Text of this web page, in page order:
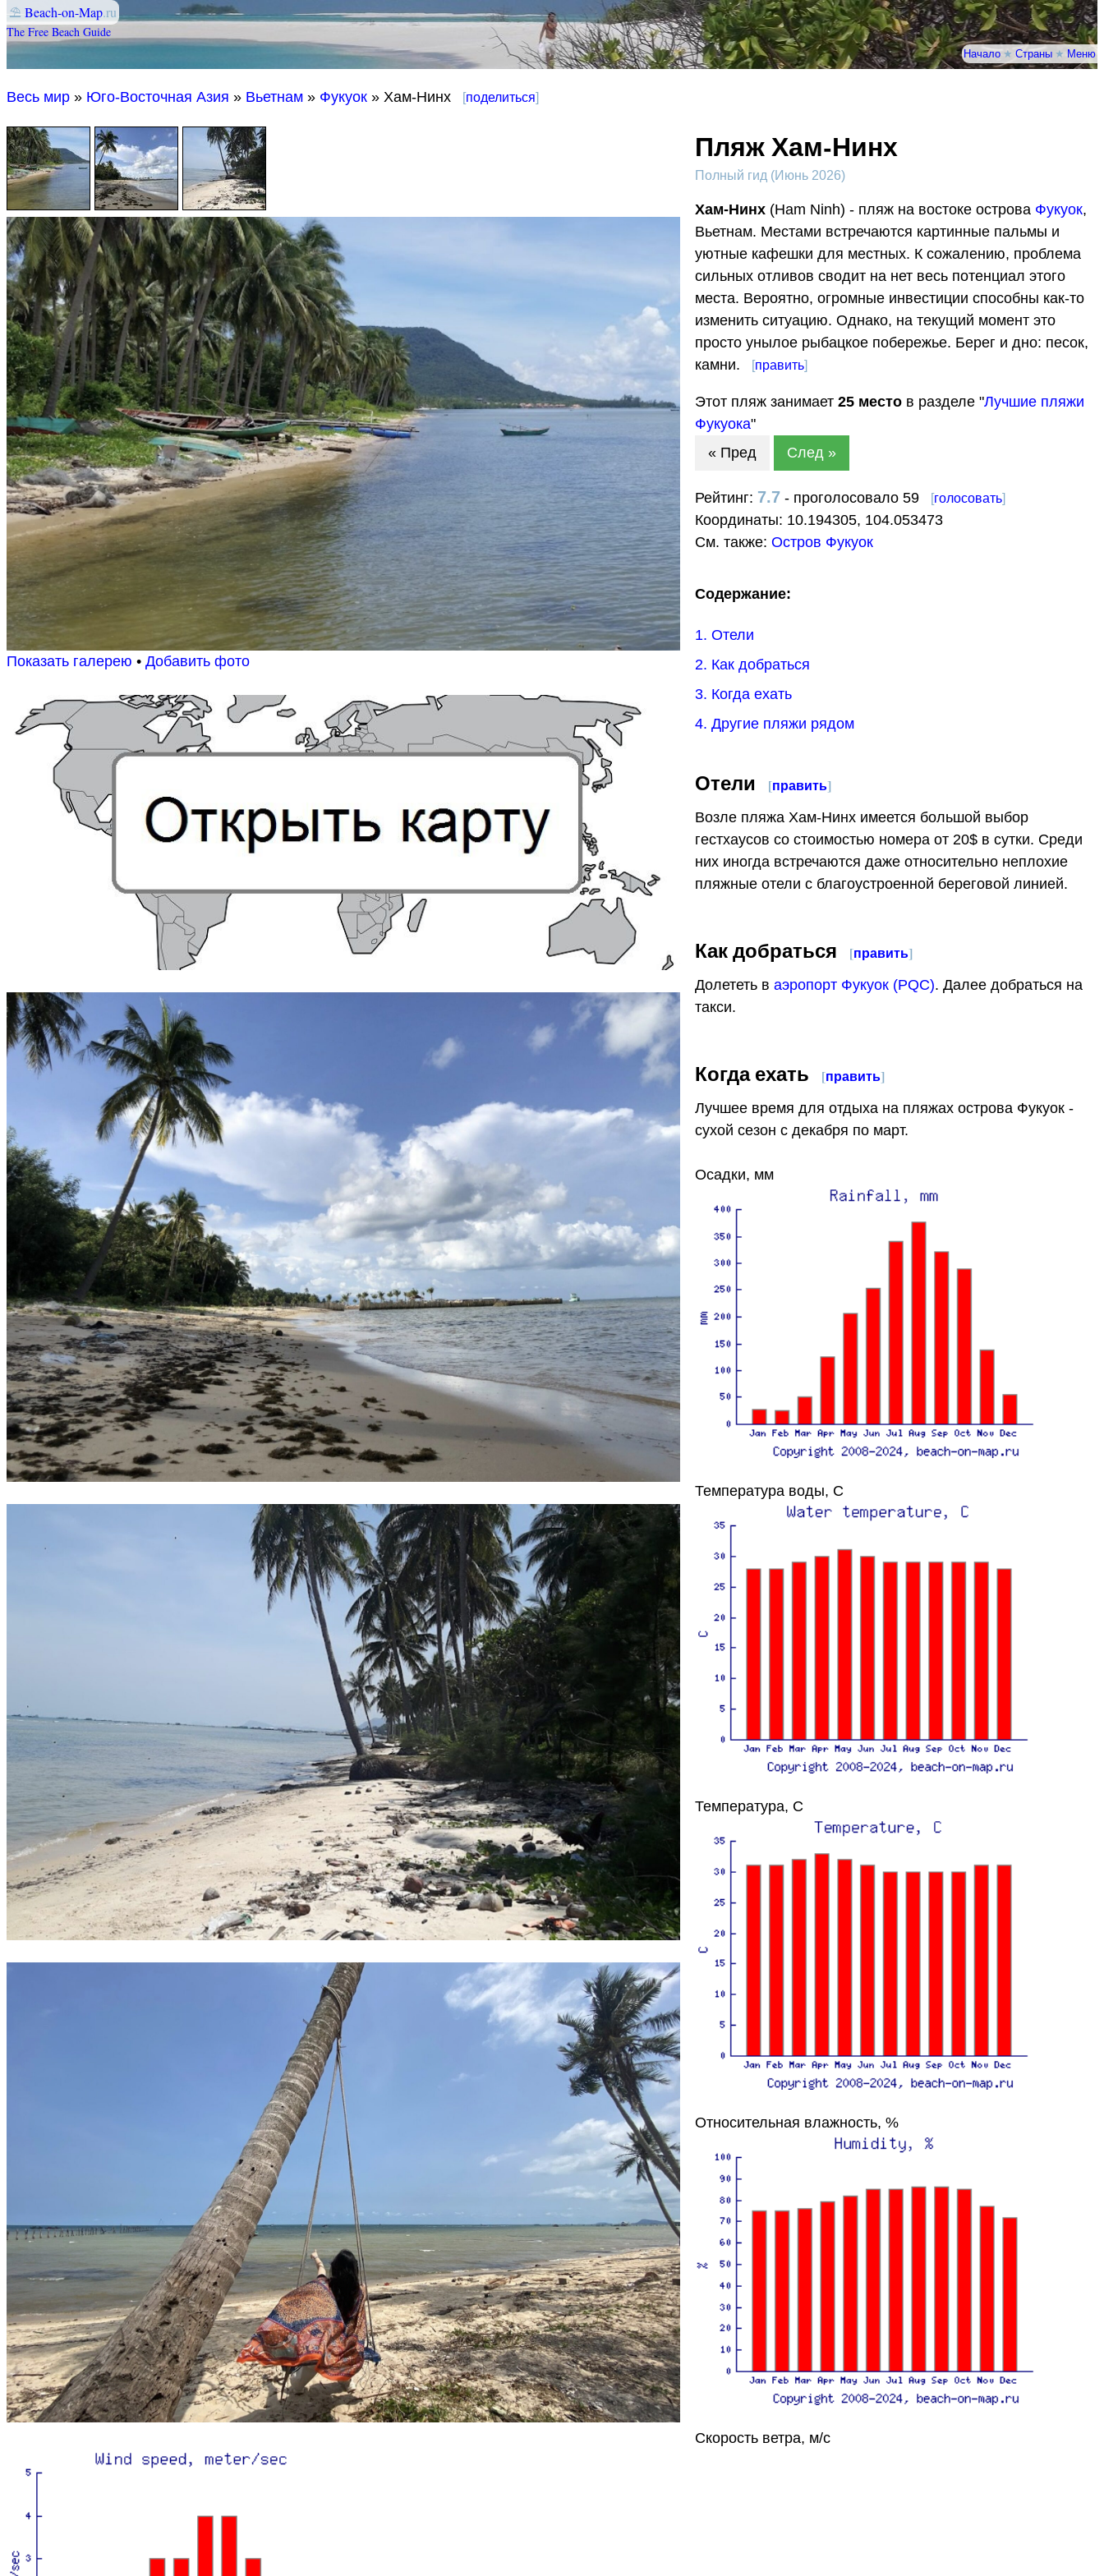
⛱ Beach-on-Map.ru
The Free Beach Guide
Начало★ Страны ★ Меню
Весь мир » Юго-Восточная Азия » Вьетнам » Фукуок » Хам-Нинх [поделиться]
Показать галерею • Добавить фото
Пляж Хам-Нинх
Полный гид (Июнь 2026)
Хам-Нинх(Ham Ninh) - пляж на востоке острова Фукуок,
Вьетнам. Местами встречаются картинные пальмы и
уютные кафешки для местных. К сожалению, проблема
сильных отливов сводит на нет весь потенциал этого
места. Вероятно, огромные инвестиции способны как-то
изменить ситуацию. Однако, на текущий момент это
просто унылое рыбацкое побережье. Берег и дно: песок,
камни.
[править]
Этот пляж занимает 25местов разделе "Лучшие пляжи
Фукуока"
« Пред
След »
Рейтинг: 7.7- проголосовало 59 [голосовать]
Координаты: 10.194305, 104.053473
См. также: Остров Фукуок
Содержание:
1. Отели
2. Как добраться
3. Когда ехать
4. Другие пляжи рядом
Отели [править]
Возле пляжа Хам-Нинх имеется большой выбор
гестхаусов со стоимостью номера от 20$ в сутки. Среди
них иногда встречаются даже относительно неплохие
пляжные отели с благоустроенной береговой линией.
Как добраться [править]
Долететь в аэропорт Фукуок (PQC). Далее добраться на
такси.
Когда ехать [править]
Лучшее время для отдыха на пляжах острова Фукуок -
сухой сезон с декабря по март.
Осадки, мм
Температура воды, C
Температура, C
Относительная влажность, %
Скорость ветра, м/с